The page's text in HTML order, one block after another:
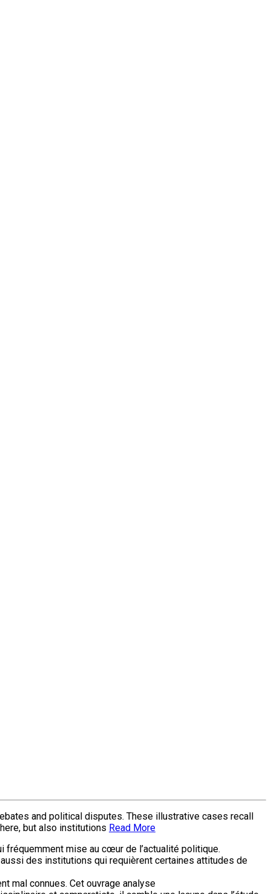
and political disputes. These illustrative cases recall
but also institutions Read More
fréquemment mise au cœur de l’actualité politique.
des institutions qui requièrent certaines attitudes de
mal connues. Cet ouvrage analyse